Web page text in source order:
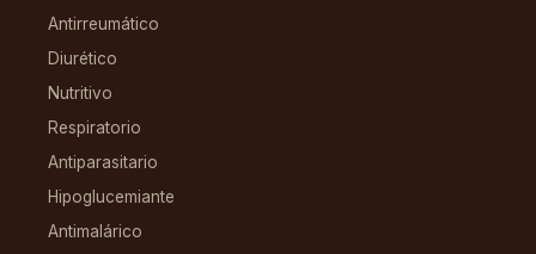
Antirreumático
Diurético
Nutritivo
Respiratorio
Antiparasitario
Hipoglucemiante
Antimalárico